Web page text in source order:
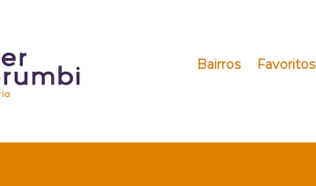
Bairros Favoritos